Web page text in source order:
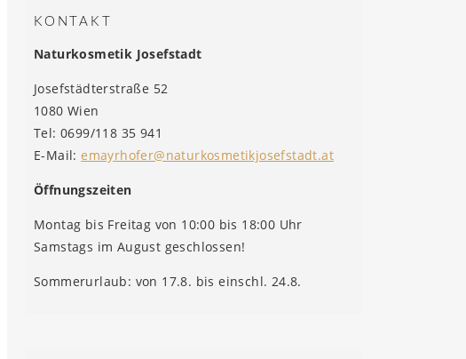
KONTAKT
Naturkosmetik Josefstadt
Josefstädterstraße 52
1080 Wien
Tel: 0699/118 35 941
E-Mail:emayrhofer@naturkosmetikjosefstadt.at
Öffnungszeiten
Montag bis Freitag von 10:00 bis 18:00 Uhr
Samstags im August geschlossen!
Sommerurlaub: von 17.8. bis einschl. 24.8.